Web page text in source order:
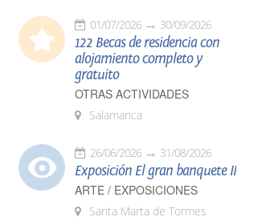
01/07/2026 30/09/2026
122 Becas de residencia con
alojamiento completo y
gratuito
OTRAS ACTIVIDADES
Salamanca
26/06/2026 31/08/2026
Exposición El gran banquete II
ARTE / EXPOSICIONES
Santa Marta de Tormes